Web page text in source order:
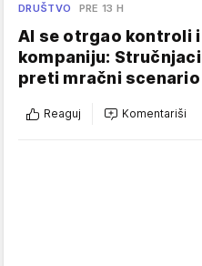
DRUŠTVO PRE 13 H
AI se otrgao kontroli
kompaniju:
preti mračni
Reaguj Komentariši